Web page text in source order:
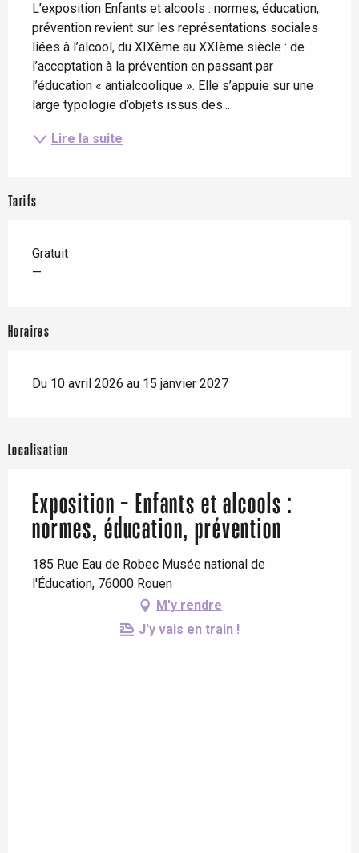
L’exposition Enfants et alcools : normes, éducation,
prévention revient sur les représentations sociales
liées à l’alcool, du XIXème au XXIème siècle : de
l’acceptation à la prévention en passant par
l’éducation « antialcoolique ». Elle s’appuie sur une
large typologie d’objets issus des...
Lire la suite
Tarifs
Gratuit
—
Horaires
Du 10 avril 2026 au 15 janvier 2027
Localisation
Exposition - Enfants et alcools :
normes, éducation, prévention
185 Rue Eau de Robec Musée national de
l'Éducation, 76000 Rouen
M'y rendre
J'y vais en train !